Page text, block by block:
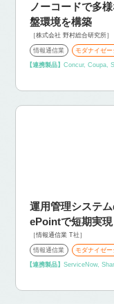
ノーコードで多
盤環境を構築
［株式会社 野村総合研究所］
情報通信業 モダナイゼー
【連携製品】Concur, Coupa,
運用管理システ
ePointで短期実現
［情報通信業 T社］
情報通信業 モダナイゼー
【連携製品】ServiceNow,